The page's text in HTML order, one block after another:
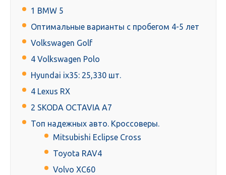
1 BMW 5
Оптимальные варианты с пробегом 4-5 лет
Volkswagen Golf
4 Volkswagen Polo
Hyundai ix35: 25,330 шт.
4 Lexus RX
2 SKODA OCTAVIA A7
Топ надежных авто. Кроссоверы.
Mitsubishi Eclipse Cross
Toyota RAV4
Volvo XC60